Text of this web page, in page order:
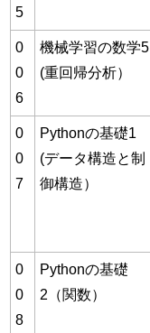
5
0
0
6
機械学習の数学5
(重回帰分析）
0
0
7
Pythonの基礎1
(データ構造と制
御構造）
0
0
8
Pythonの基礎
2（関数）